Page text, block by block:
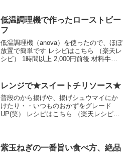
低温調理機で作ったローストビー
フ
低温調理機（anova）を使ったので、ほぼ
放置で簡単です レシピはこちら （楽天レ
シピ） 1時間以上 2,000円前後 材料牛肉
レンジで★スイートチリソース★
普段のから揚げや、揚げシュウマイにか
けたり・・いつものおかずをグレード
UP(笑） レシピはこちら （楽天レシピ）
紫玉ねぎの一番旨い食べ方、絶品